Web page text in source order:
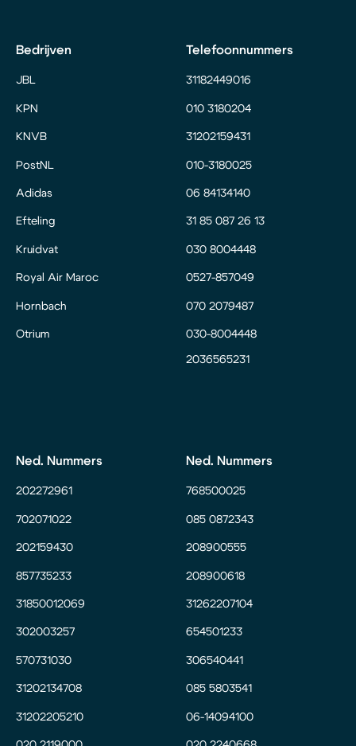
Bedrijven
JBL
KPN
KNVB
PostNL
Adidas
Efteling
Kruidvat
Royal Air Maroc
Hornbach
Otrium
Telefoonnummers
31182449016
010 3180204
31202159431
010-3180025
06 84134140
31 85 087 26 13
030 8004448
0527-857049
070 2079487
030-8004448
2036565231
Ned. Nummers
202272961
702071022
202159430
857735233
31850012069
302003257
570731030
31202134708
31202205210
Ned. Nummers
768500025
085 0872343
208900555
208900618
31262207104
654501233
306540441
085 5803541
06-14094100